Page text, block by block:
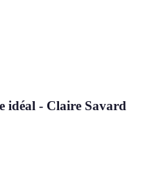
idéal - Claire Savard